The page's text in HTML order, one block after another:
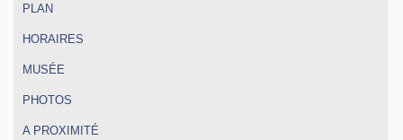
PLAN
HORAIRES
MUSÉE
PHOTOS
A PROXIMITÉ